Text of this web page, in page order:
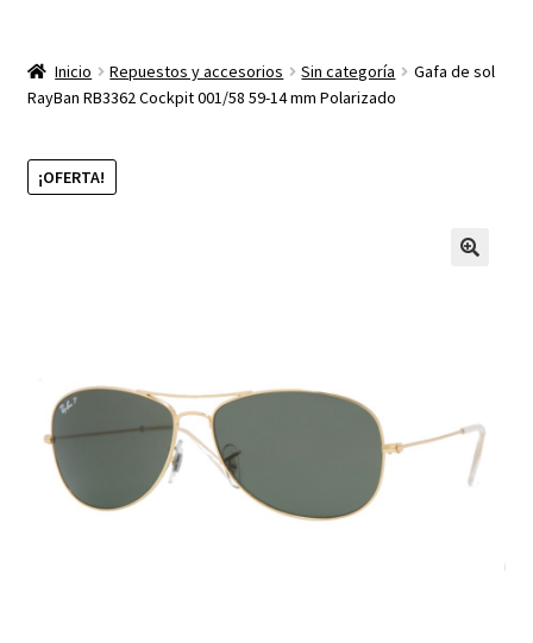
Inicio Repuestos y accesorios Sin categoría
Gafa de sol
RayBan RB3362 Cockpit 001/58 59-14 mm Polarizado
¡OFERTA!